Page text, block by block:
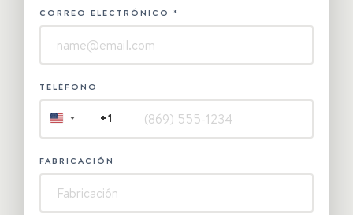
CORREO ELECTRÓNICO *
TELÉFONO
UNITED
+1
+1
FABRICACIÓN